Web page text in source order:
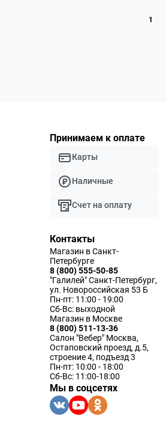
1
Принимаем к оплате
Карты
Наличные
Счет на оплату
Контакты
Магазин в Санкт-
Петербурге
8 (800) 555-50-85
"Галилей" Санкт-Петербург,
ул. Новороссийская 53 Б
Пн-пт: 11:00 - 19:00
Сб-Вс: выходной
Магазин в Москве
8 (800) 511-13-36
Салон "Вебер" Москва,
Остаповский проезд, д.5,
строение 4, подъезд 3
Пн-пт: 10:00 - 18:00
Сб-Вс: 11:00-18:00
Мы в соцсетях